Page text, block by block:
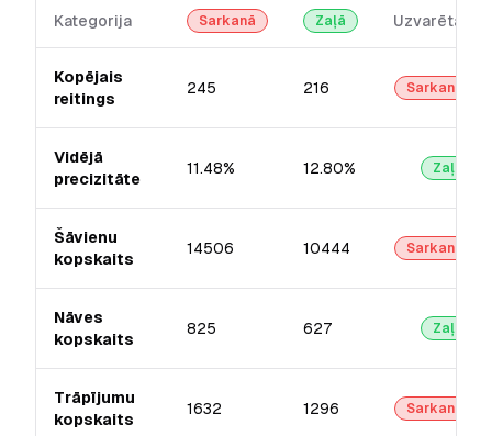
Kategorija Sarkanā Zaļā Uzvarētājs
Kopējais
reitings
245 216 Sarkanā
Vidējā
precizitāte
11.48% 12.80% Zaļā
Šāvienu
kopskaits
14506 10444 Sarkanā
Nāves
kopskaits
825 627 Zaļā
Trāpījumu
kopskaits
1632 1296 Sarkanā